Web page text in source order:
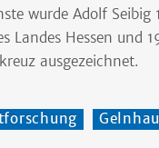
wurde Adolf
Landes Hessen und
ausgezeichnet.